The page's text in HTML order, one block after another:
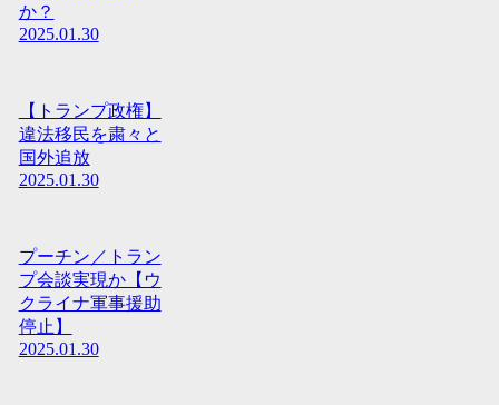
か？
2025.01.30
【トランプ政権】
違法移民を粛々と
国外追放
2025.01.30
プーチン／トラン
プ会談実現か【ウ
クライナ軍事援助
停止】
2025.01.30